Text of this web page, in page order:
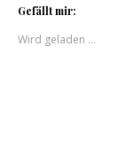
Gefällt mir:
Wird geladen …